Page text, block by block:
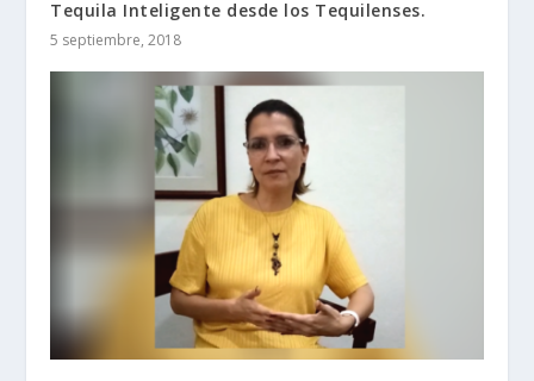
Tequila Inteligente desde los Tequilenses.
5 septiembre, 2018